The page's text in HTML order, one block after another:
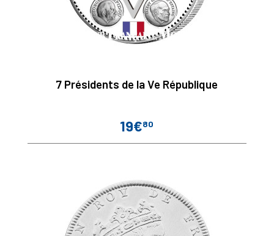
7 Présidents de la Ve République
Prix
19€80